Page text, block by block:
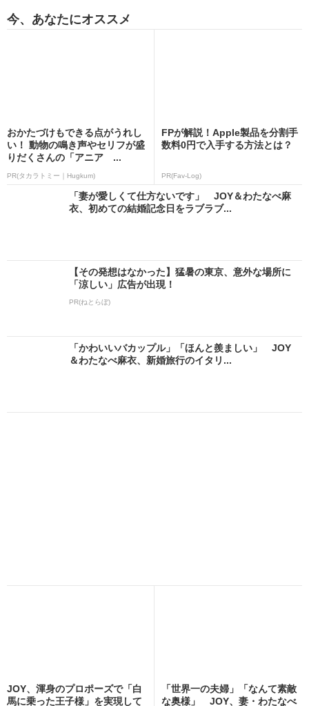
今、あなたにオススメ
おかたづけもできる点がうれし
い！ 動物の鳴き声やセリフが盛
りだくさんの「アニア ...
PR(タカラトミー｜Hugkum)
FPが解説！Apple製品を分割手
数料0円で入手する方法とは？
PR(Fav-Log)
「妻が愛しくて仕方ないです」 JOY＆わたなべ麻
衣、初めての結婚記念日をラブラブ...
【その発想はなかった】猛暑の東京、意外な場所に
「涼しい」広告が出現！
PR(ねとらぼ)
「かわいいバカップル」「ほんと羨ましい」 JOY
＆わたなべ麻衣、新婚旅行のイタリ...
JOY、渾身のプロポーズで「白
馬に乗った王子様」を実現して
「世界一の夫婦」「なんて素敵
な奥様」 JOY、妻・わたなべ